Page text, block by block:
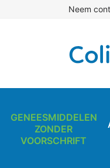
Neem
GENEESMIDDELEN
ZONDER
VOORSCHRIFT